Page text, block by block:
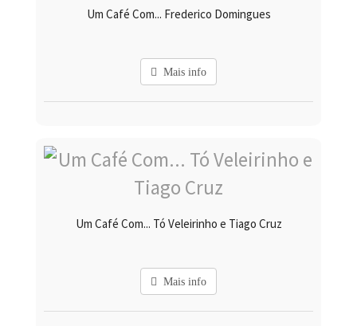
Um Café Com... Frederico Domingues
Mais info
Um Café Com... Tó Veleirinho e Tiago Cruz
Mais info